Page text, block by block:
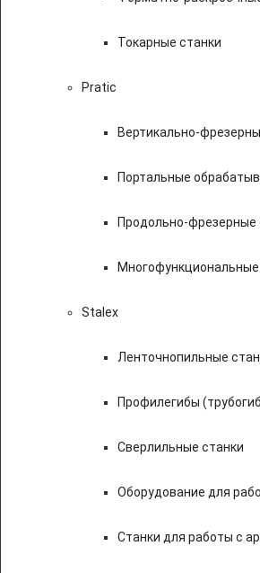
Токарные станки
Pratic
Вертикально-
Портальные
Продольно-
Stalex
Ленточнопильные
Профилегибы
Сверлильные станки
Оборудование для
Станки для работы с